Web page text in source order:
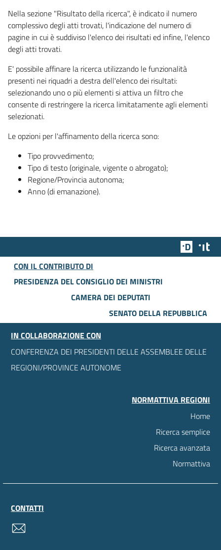
Nella sezione "Risultato della ricerca", è indicato il numero
complessivo degli atti trovati, l'indicazione del numero di
pagine in cui è suddiviso l'elenco dei risultati ed infine, l'elenco
degli atti trovati.
E' possibile affinare la ricerca utilizzando le funzionalità
presenti nei riquadri a destra dell'elenco dei risultati:
selezionando uno o più elementi si attiva un filtro che
consente di restringere la ricerca limitatamente agli elementi
selezionati.
Le opzioni per l'affinamento della ricerca sono:
Tipo provvedimento;
Tipo di testo (originale, vigente o abrogato);
Regione/Provincia autonoma;
Anno (di emanazione).
Team
CON IL CONTRIBUTO DI
PRESIDENZA DEL CONSIGLIO DEI MINISTRI
CAMERA DEI DEPUTATI
SENATO DELLA REPUBBLICA
IN COLLABORAZIONE CON
CONFERENZA DEI PRESIDENTI DELLE ASSEMBLEE DELLE
REGIONI/PROVINCE AUTONOME
NORMATTIVA REGIONI
Home
Ricerca semplice
Ricerca avanzata
Normattiva
CONTATTI